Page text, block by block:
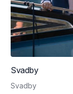
Svadby
Svadby